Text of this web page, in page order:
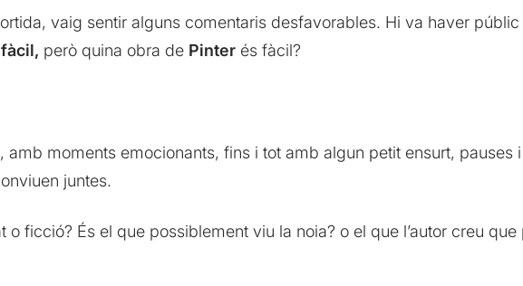
vaig sentir alguns comentaris desfavorables. Hi va haver
però quina obra de Pinterés fàcil?
amb moments emocionants, fins i tot amb algun petit ensurt, pauses
juntes.
o ficció? És el que possiblement viu la noia? o el que l’autor creu